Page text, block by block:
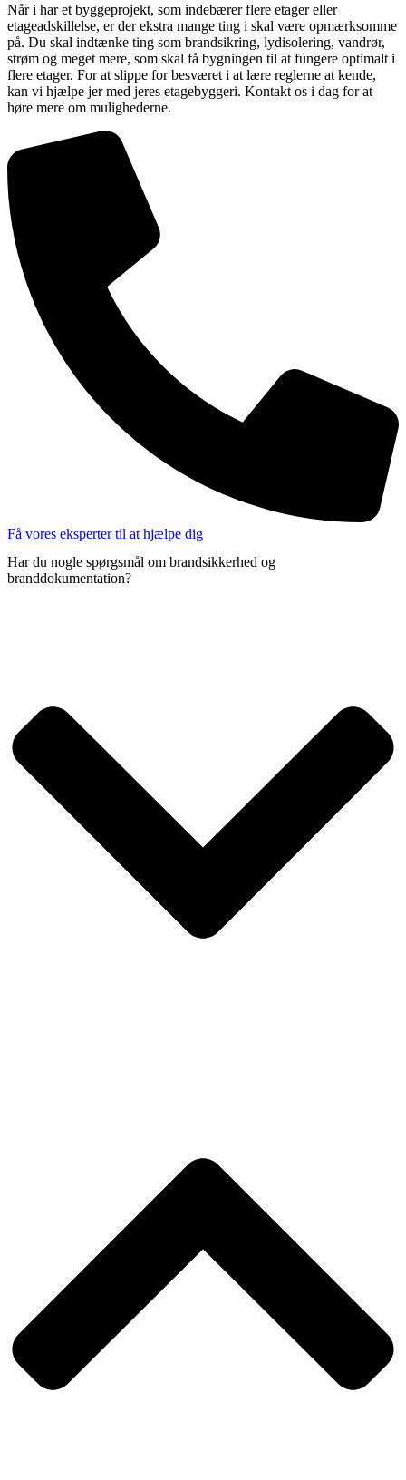
Når i har et byggeprojekt, som indebærer flere etager eller
etageadskillelse, er der ekstra mange ting i skal være opmærksomme
på. Du skal indtænke ting som brandsikring, lydisolering, vandrør,
strøm og meget mere, som skal få bygningen til at fungere optimalt i
flere etager. For at slippe for besværet i at lære reglerne at kende,
kan vi hjælpe jer med jeres etagebyggeri. Kontakt os i dag for at
høre mere om mulighederne.
Få vores eksperter til at hjælpe dig
Har du nogle spørgsmål om brandsikkerhed og
branddokumentation?